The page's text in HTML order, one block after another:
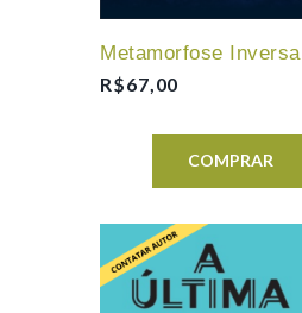
Metamorfose Inversa
R$67,00
COMPRAR